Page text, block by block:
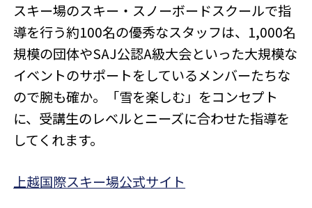
スキー場のスキー・スノーボードスクールで指
導を行う約100名の優秀なスタッフは、1,000名
規模の団体やSAJ公認A級大会といった大規模な
イベントのサポートをしているメンバーたちな
ので腕も確か。「雪を楽しむ」をコンセプト
に、受講生のレベルとニーズに合わせた指導を
してくれます。
上越国際スキー場公式サイト